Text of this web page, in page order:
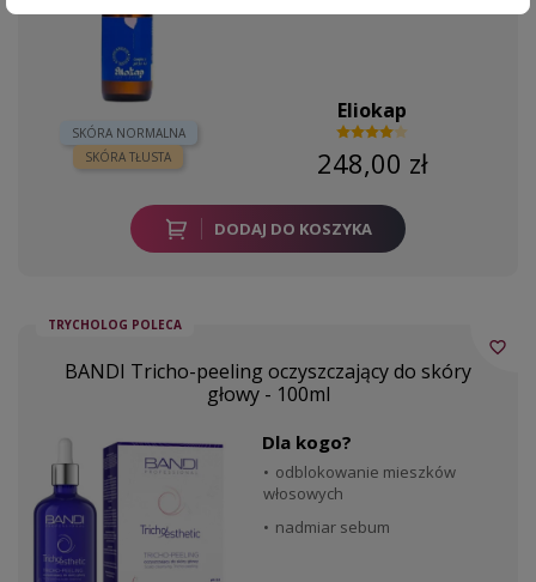
SKÓRA NORMALNA
SKÓRA TŁUSTA
Eliokap
248,00 zł
DODAJ DO KOSZYKA
TRYCHOLOG POLECA
BANDI Tricho-peeling oczyszczający do skóry
głowy - 100ml
Dla kogo?
odblokowanie mieszków
włosowych
nadmiar sebum
favorite_border